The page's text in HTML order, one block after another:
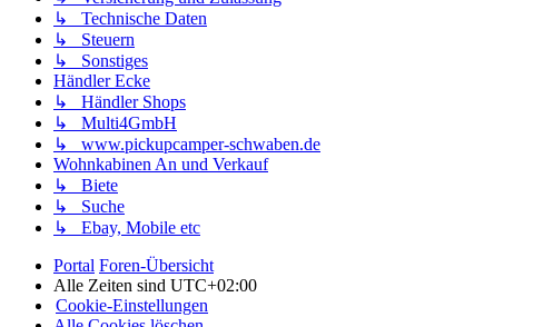
↳ Technische Daten
↳ Steuern
↳ Sonstiges
Händler Ecke
↳ Händler Shops
↳ Multi4GmbH
↳ www.pickupcamper-schwaben.de
Wohnkabinen An und Verkauf
↳ Biete
↳ Suche
↳ Ebay, Mobile etc
Portal Foren-Übersicht
Alle Zeiten sind UTC+02:00
Cookie-Einstellungen